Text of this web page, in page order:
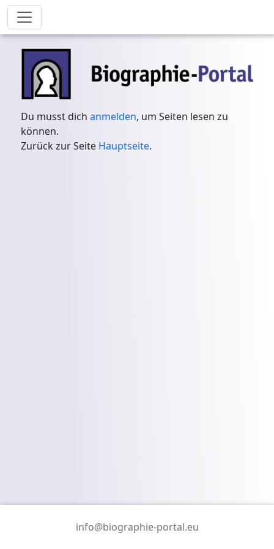
Du musst dichanmelden, um Seiten lesen zu
können.
Zurück zur Seite Hauptseite.
info@biographie-portal.eu